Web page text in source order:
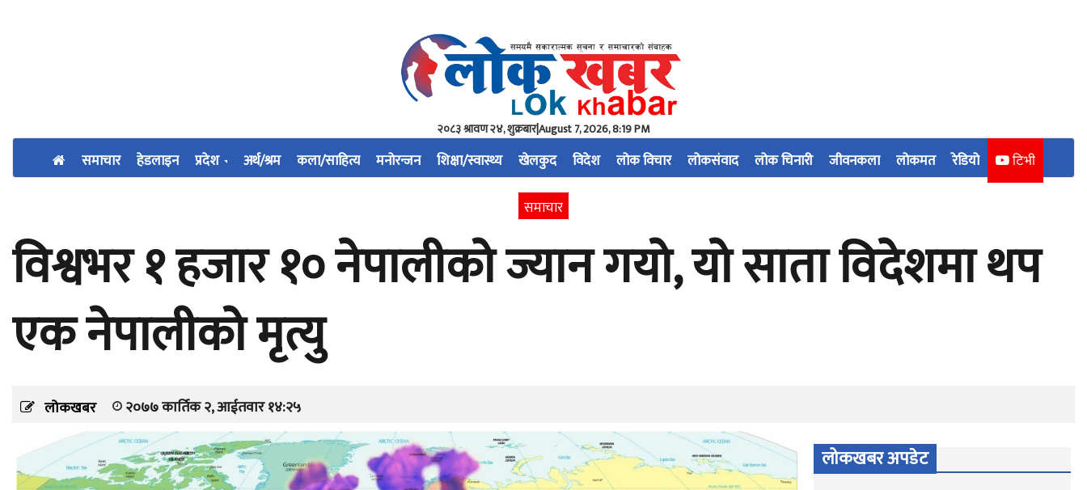
२०८३ श्रावण २४, शुक्रबार|August 7, 2026, 8:19 PM
समाचार हेडलाइन प्रदेश अर्थ/श्रम कला/साहित्य मनोरन्जन शिक्षा/स्वास्थ्य खेलकुद विदेश लोक विचार लोकसंवाद लोक चिनारी जीवनकला लोकमत रेडियो टिभी
समाचार
विश्वभर १ हजार १० नेपालीको ज्यान गयो, यो साता विदेशमा थप
एक नेपालीको मृत्यु
लोकखबर २०७७ कार्तिक २, आईतवार १४:२५
लोकखबर अपडेट